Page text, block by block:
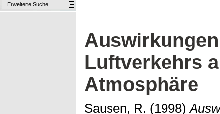
Erweiterte Suche
Luftverkehrs
Atmosphäre
Sausen, R. (1998)